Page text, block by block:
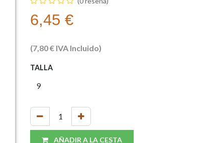
6,45 €
(7,80€ IVA Incluido)
TALLA
AÑADIR A LA CESTA